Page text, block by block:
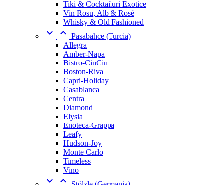
Tiki & Cocktailuri Exotice
Vin Rosu, Alb & Rosé
Whisky & Old Fashioned
  Pasabahce (Turcia)
Allegra
Amber-Napa
Bistro-CinCin
Boston-Riva
Capri-Holiday
Casablanca
Centra
Diamond
Elysia
Enoteca-Grappa
Leafy
Hudson-Joy
Monte Carlo
Timeless
Vino
 